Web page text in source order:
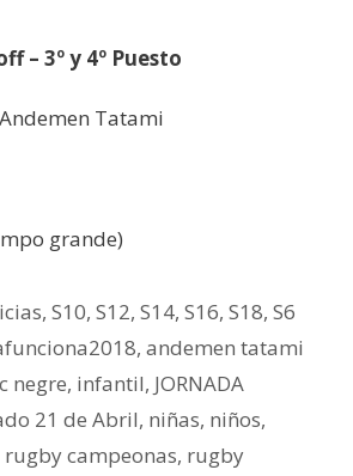
– 3º y 4º Puesto
Tatami
grande)
,S10,S12,S14,S16,S18,S6
,andemen tatami
negre, infantil, JORNADA
21 de Abril, niñas, niños,
rugby campeonas, rugby